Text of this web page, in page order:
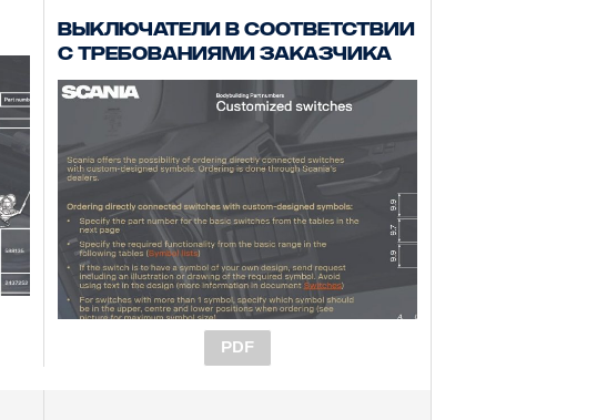
Выключатели в соответствии
с требованиями заказчика
PDF